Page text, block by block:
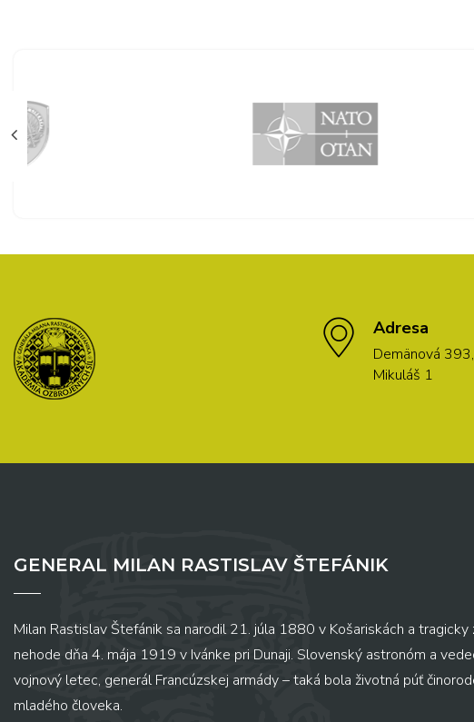
Adresa
Demänová
Mikuláš 1
GENERAL MILAN RASTISLAV ŠTEFÁNIK
Milan Rastislav Štefánik sa narodil 21. júla 1880 v Košariskách a
nehode dňa 4. mája 1919 v Ivánke pri Dunaji. Slovenský astronóm a
vojnový letec, generál Francúzskej armády – taká bola životná púť
mladého človeka.